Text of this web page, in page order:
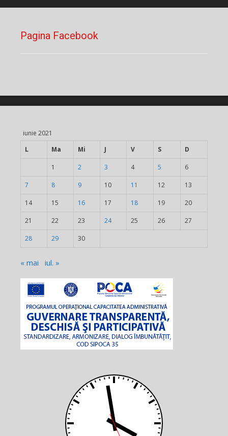
Pagina Facebook
iunie 2021
L
Ma Mi J V S D
1 2 3 4 5 6
7 8 9 10 11 12 13
14 15 16 17 18 19 20
21 22 23 24 25 26 27
28 29 30
« mai iul. »